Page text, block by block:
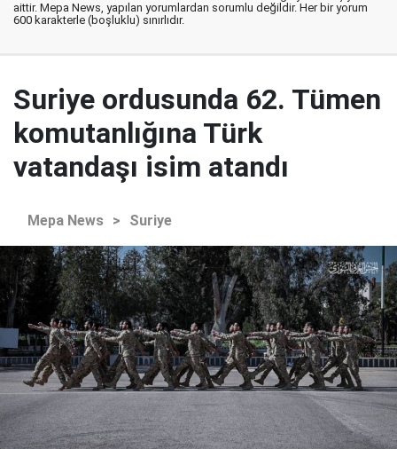
aittir. Mepa News, yapılan yorumlardan sorumlu değildir. Her bir yorum
600 karakterle (boşluklu) sınırlıdır.
Suriye ordusunda 62. Tümen
komutanlığına Türk
vatandaşı isim atandı
Mepa News > Suriye